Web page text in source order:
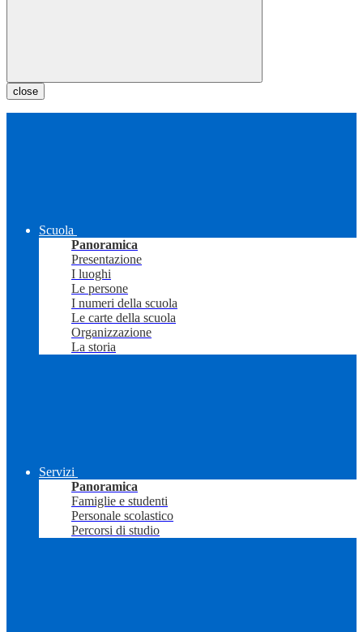
close
Scuola
Panoramica
Presentazione
I luoghi
Le persone
I numeri della scuola
Le carte della scuola
Organizzazione
La storia
Servizi
Panoramica
Famiglie e studenti
Personale scolastico
Percorsi di studio